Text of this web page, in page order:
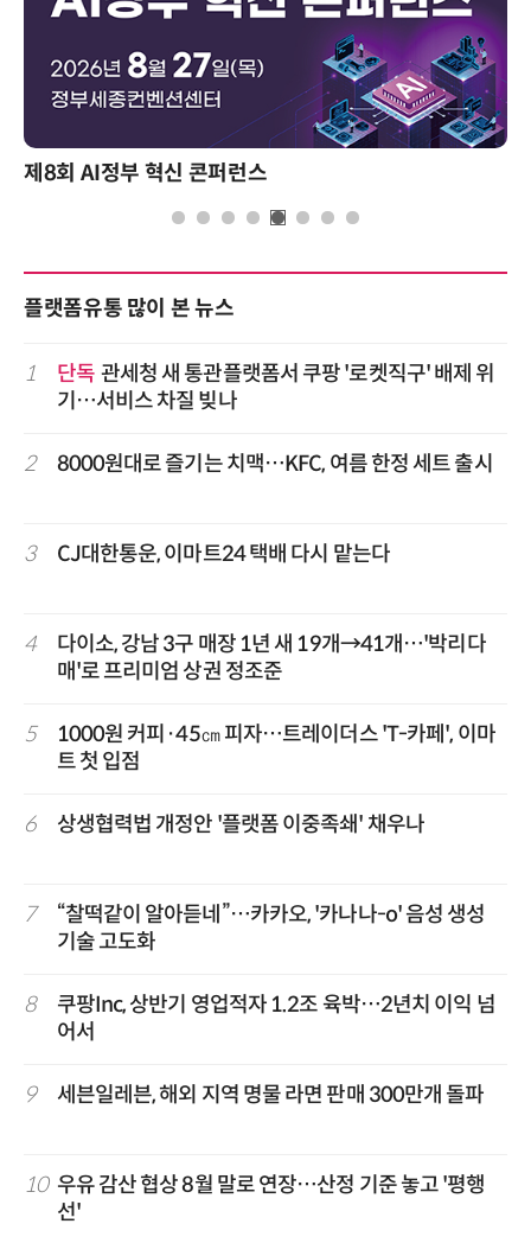
제8회 AI정부 혁신 콘퍼런스
플랫폼유통 많이 본 뉴스
1 단독 관세청 새 통관플랫폼서 쿠팡 '로켓직구' 배제 위
기…서비스 차질 빚나
2 8000원대로 즐기는 치맥…KFC, 여름 한정 세트 출시
3 CJ대한통운, 이마트24 택배 다시 맡는다
4
다이소, 강남 3구 매장 1년 새 19개→41개…'박리다
매'로 프리미엄 상권 정조준
5
1000원 커피·45㎝ 피자…트레이더스 'T-카페', 이마
트 첫 입점
6 상생협력법 개정안 '플랫폼 이중족쇄' 채우나
7
“찰떡같이 알아듣네”…카카오, '카나나-o' 음성 생성
기술 고도화
8
쿠팡Inc, 상반기 영업적자 1.2조 육박…2년치 이익 넘
어서
9 세븐일레븐, 해외 지역 명물 라면 판매 300만개 돌파
10 우유 감산 협상 8월 말로 연장…산정 기준 놓고 '평행
선'